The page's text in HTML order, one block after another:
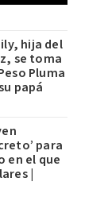
hija del
se toma
Pluma
papá
para
en el que
|